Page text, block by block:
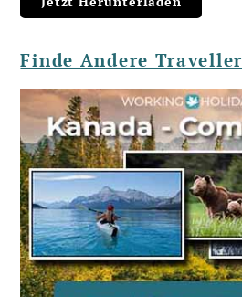
Finde Andere Traveller